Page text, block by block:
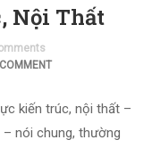
Nội Thất
kiến trúc, nội thất –
nói chung, thường